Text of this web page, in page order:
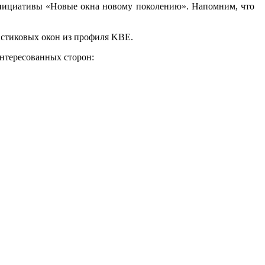
«Но­вые ок­на но­вому по­коле­нию». На­пом­ним, что
окон из про­филя KBE.
сто­рон: